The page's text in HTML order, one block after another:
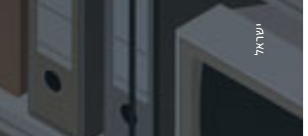
ישראל העלאה בדרגה
קראו ב: עברית